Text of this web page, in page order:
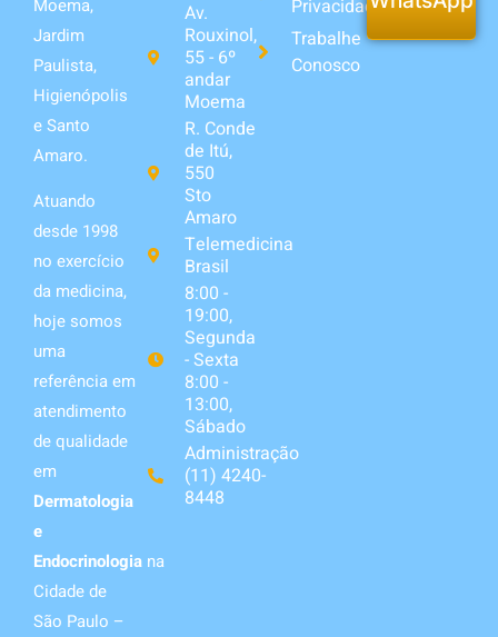
Moema,
Jardim
Paulista,
Higienópolis
e Santo
Amaro.
Atuando
desde 1998
no exercício
da medicina,
hoje somos
uma
referência em
atendimento
de qualidade
em
Dermatologia
e
Endocrinologia na
Cidade de
São Paulo –
Av.
Rouxinol,
55 - 6º
andar
Moema
R. Conde
de Itú,
550
Sto
Amaro
Telemedicina
Brasil
8:00 -
19:00,
Segunda
- Sexta
8:00 -
13:00,
Sábado
Administração
(11) 4240-
8448
Privacidade
Trabalhe
Conosco